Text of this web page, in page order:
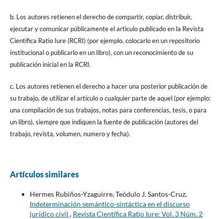
b. Los autores retienen el derecho de compartir, copiar, distribuir,
ejecutar y comunicar públicamente el articulo publicado en la Revista
Científica Ratio Iure (RCRI) (por ejemplo, colocarlo en un repositorio
institucional o publicarlo en un libro), con un reconocimiento de su
publicación inicial en la RCRI.
c. Los autores retienen el derecho a hacer una posterior publicación de
su trabajo, de utilizar el artículo o cualquier parte de aquel (por ejemplo:
una compilación de sus trabajos, notas para conferencias, tesis, o para
un libro), siempre que indiquen la fuente de publicación (autores del
trabajo, revista, volumen, numero y fecha).
Artículos similares
Hermes Rubiños-Yzaguirre, Teódulo J. Santos-Cruz,
Indeterminación semántico-sintáctica en el discurso
jurídico civil , Revista Científica Ratio Iure: Vol. 3 Núm. 2